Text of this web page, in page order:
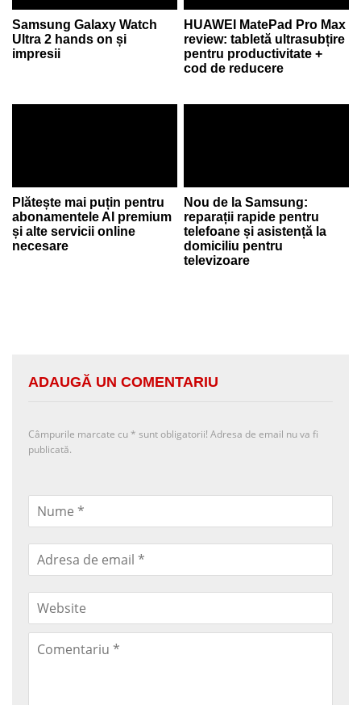
Samsung Galaxy Watch
Ultra 2 hands on și
impresii
HUAWEI MatePad Pro Max
review: tabletă ultrasubțire
pentru productivitate +
cod de reducere
Plătește mai puțin pentru
abonamentele AI premium
și alte servicii online
necesare
Nou de la Samsung:
reparații rapide pentru
telefoane și asistență la
domiciliu pentru
televizoare
ADAUGĂ UN COMENTARIU
Câmpurile marcate cu * sunt obligatorii! Adresa de email nu va fi
publicată.